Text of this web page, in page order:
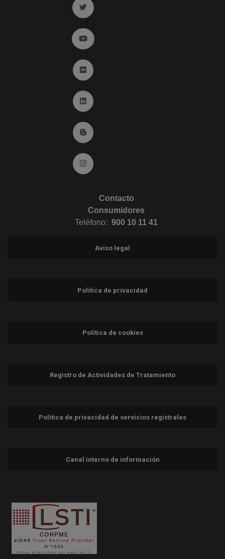
Ir a twitter (abre en ventana nueva)
Ir a YouTube (abre en ventana nueva)
Ir a Flickr (abre en ventana nueva)
Ir a Linkedin (abre en ventana nueva)
Ir al Blog (abre en ventana nueva)
Ir a Instagram (abre en ventana nueva)
Contacto
Consumidores
Teléfono: 900 10 11 41
Aviso legal
Política de privacidad
Política de cookies
Registro de Actividades de Tratamiento
Política de privacidad de servicios registrales
Canal interno de información